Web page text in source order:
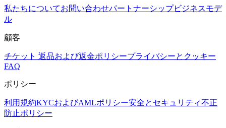
私たちについてお問い合わせパートナーシップビジネスモデ
ル
顧客
チケット 返品および返金ポリシープライバシーとクッキー
FAQ
ポリシー
利用規約KYCおよびAMLポリシー安全とセキュリティ不正
防止ポリシー